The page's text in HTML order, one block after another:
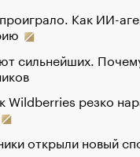
Как ИИ-
сильнейших.
Wildberries резко
открыли новый